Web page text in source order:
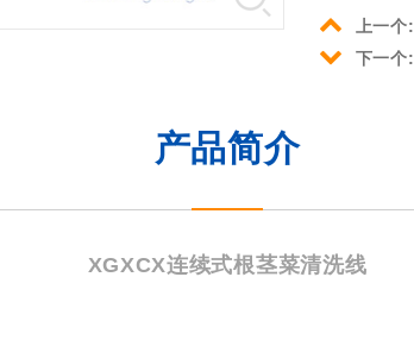
上一个:
下一个:
产品简介
XGXCX连续式根茎菜清洗线